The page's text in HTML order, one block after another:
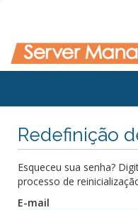
Redefinição
Esqueceu sua senha?
processo de
E-mail